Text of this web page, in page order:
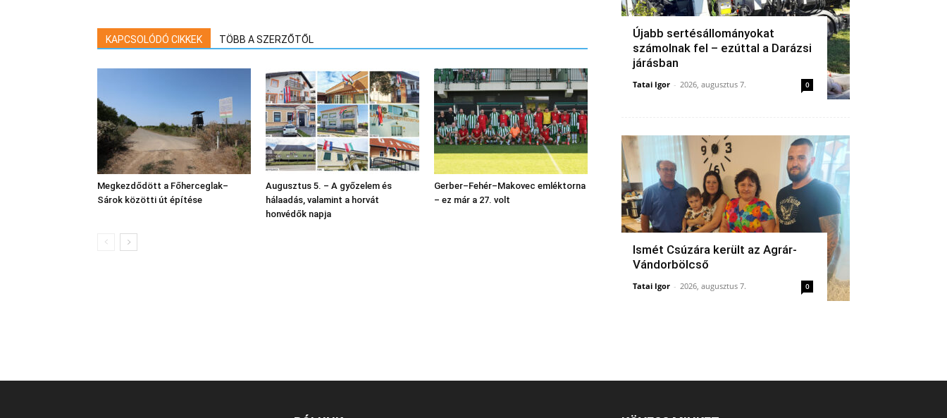
KAPCSOLÓDÓ CIKKEK TÖBB A SZERZŐTŐL
Megkezdődött a Főherceglak–
Sárok közötti út építése
Augusztus 5. – A győzelem és
hálaadás, valamint a horvát
honvédők napja
Gerber–Fehér–Makovec emléktorna
– ez már a 27. volt
Újabb sertésállományokat
számolnak fel – ezúttal a Darázsi
járásban
Tatai Igor - 2026, augusztus 7. 0
Ismét Csúzára került az Agrár-
Vándorbölcső
Tatai Igor - 2026, augusztus 7. 0